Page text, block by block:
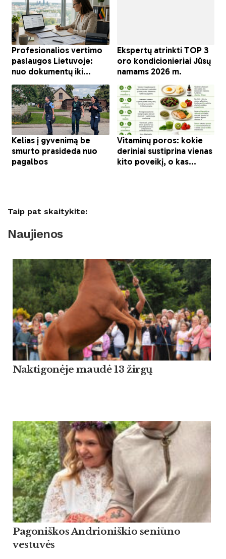
Taip pat skaitykite:
Naujienos
Naktigonėje maudė 13 žirgų
Pagoniškos Andrioniškio seniūno
vestuvės